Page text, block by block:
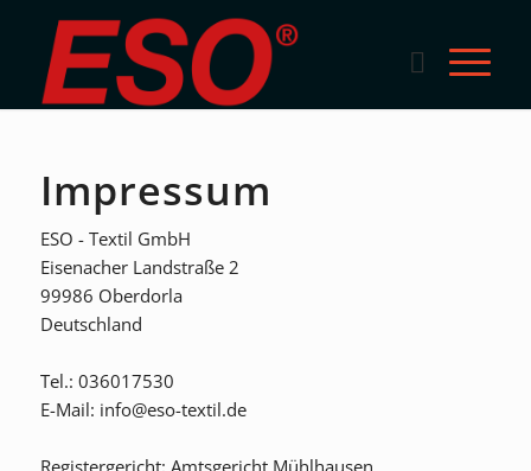
Impressum
ESO - Textil GmbH
Eisenacher Landstraße 2
99986 Oberdorla
Deutschland
Tel.: 036017530
E-Mail: info@eso-textil.de
Registergericht: Amtsgericht Mühlhausen